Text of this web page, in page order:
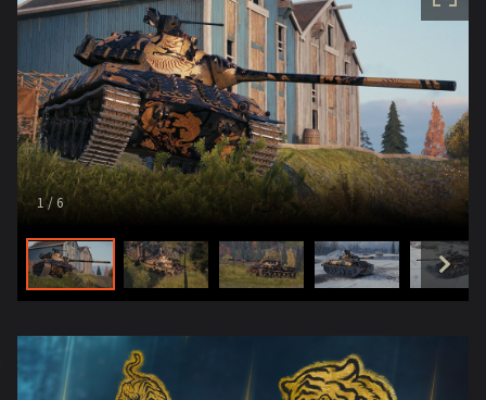
1 / 6